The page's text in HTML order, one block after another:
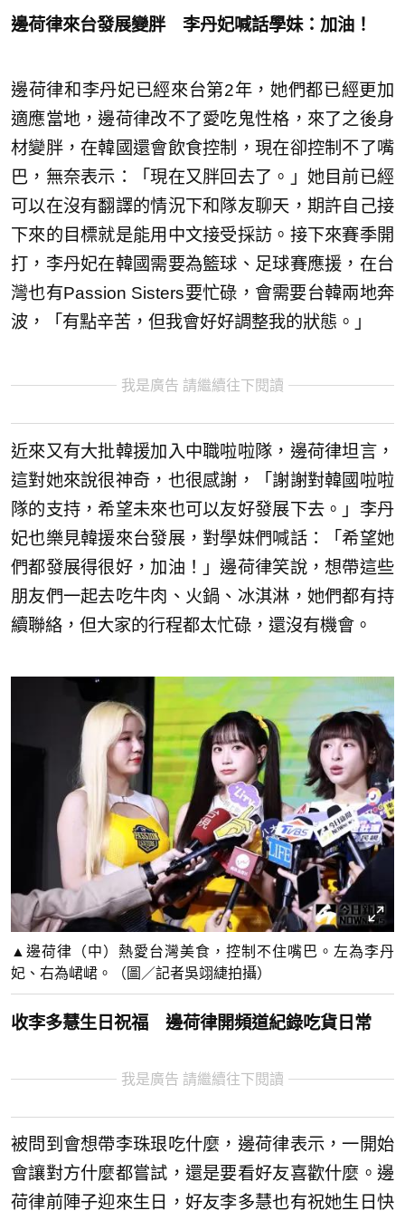
邊荷律來台發展變胖 李丹妃喊話學妹：加油！
邊荷律和李丹妃已經來台第2年，她們都已經更加
適應當地，邊荷律改不了愛吃鬼性格，來了之後身
材變胖，在韓國還會飲食控制，現在卻控制不了嘴
巴，無奈表示：「現在又胖回去了。」她目前已經
可以在沒有翻譯的情況下和隊友聊天，期許自己接
下來的目標就是能用中文接受採訪。接下來賽季開
打，李丹妃在韓國需要為籃球、足球賽應援，在台
灣也有Passion Sisters要忙碌，會需要台韓兩地奔
波，「有點辛苦，但我會好好調整我的狀態。」
我是廣告 請繼續往下閱讀
近來又有大批韓援加入中職啦啦隊，邊荷律坦言，
這對她來說很神奇，也很感謝，「謝謝對韓國啦啦
隊的支持，希望未來也可以友好發展下去。」李丹
妃也樂見韓援來台發展，對學妹們喊話：「希望她
們都發展得很好，加油！」邊荷律笑說，想帶這些
朋友們一起去吃牛肉、火鍋、冰淇淋，她們都有持
續聯絡，但大家的行程都太忙碌，還沒有機會。
▲邊荷律（中）熱愛台灣美食，控制不住嘴巴。左為李丹
妃、右為峮峮。（圖／記者吳翊緁拍攝）
收李多慧生日祝福 邊荷律開頻道紀錄吃貨日常
我是廣告 請繼續往下閱讀
被問到會想帶李珠珢吃什麼，邊荷律表示，一開始
會讓對方什麼都嘗試，還是要看好友喜歡什麼。邊
荷律前陣子迎來生日，好友李多慧也有祝她生日快